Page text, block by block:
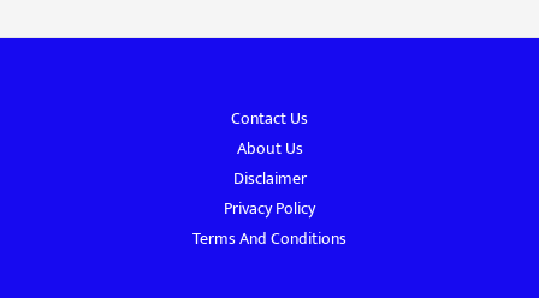
Contact Us
About Us
Disclaimer
Privacy Policy
Terms And Conditions